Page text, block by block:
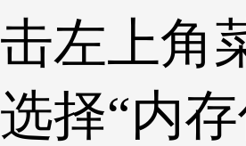
击左上角
选择“内